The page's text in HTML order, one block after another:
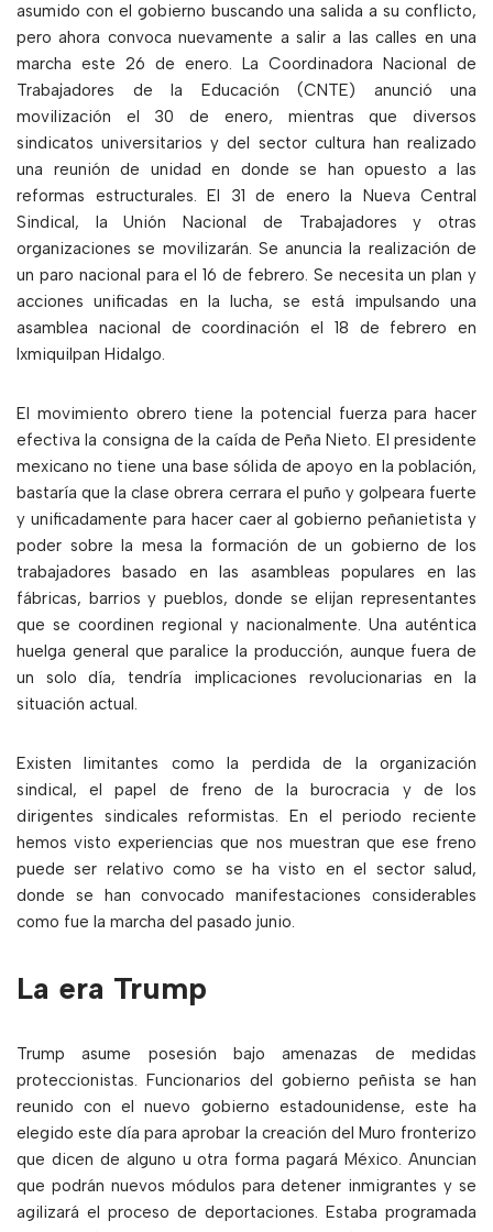
asumido con el gobierno buscando una salida a su conflicto,
pero ahora convoca nuevamente a salir a las calles en una
marcha este 26 de enero. La Coordinadora Nacional de
Trabajadores de la Educación (CNTE) anunció una
movilización el 30 de enero, mientras que diversos
sindicatos universitarios y del sector cultura han realizado
una reunión de unidad en donde se han opuesto a las
reformas estructurales. El 31 de enero la Nueva Central
Sindical, la Unión Nacional de Trabajadores y otras
organizaciones se movilizarán. Se anuncia la realización de
un paro nacional para el 16 de febrero. Se necesita un plan y
acciones unificadas en la lucha, se está impulsando una
asamblea nacional de coordinación el 18 de febrero en
Ixmiquilpan Hidalgo.
El movimiento obrero tiene la potencial fuerza para hacer
efectiva la consigna de la caída de Peña Nieto. El presidente
mexicano no tiene una base sólida de apoyo en la población,
bastaría que la clase obrera cerrara el puño y golpeara fuerte
y unificadamente para hacer caer al gobierno peñanietista y
poder sobre la mesa la formación de un gobierno de los
trabajadores basado en las asambleas populares en las
fábricas, barrios y pueblos, donde se elijan representantes
que se coordinen regional y nacionalmente. Una auténtica
huelga general que paralice la producción, aunque fuera de
un solo día, tendría implicaciones revolucionarias en la
situación actual.
Existen limitantes como la perdida de la organización
sindical, el papel de freno de la burocracia y de los
dirigentes sindicales reformistas. En el periodo reciente
hemos visto experiencias que nos muestran que ese freno
puede ser relativo como se ha visto en el sector salud,
donde se han convocado manifestaciones considerables
como fue la marcha del pasado junio.
La era Trump
Trump asume posesión bajo amenazas de medidas
proteccionistas. Funcionarios del gobierno peñista se han
reunido con el nuevo gobierno estadounidense, este ha
elegido este día para aprobar la creación del Muro fronterizo
que dicen de alguno u otra forma pagará México. Anuncian
que podrán nuevos módulos para detener inmigrantes y se
agilizará el proceso de deportaciones. Estaba programada